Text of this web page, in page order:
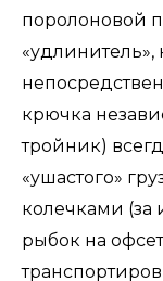
поролоновой
крючка
тройник)
«ушастого»
колечками
рыбок на